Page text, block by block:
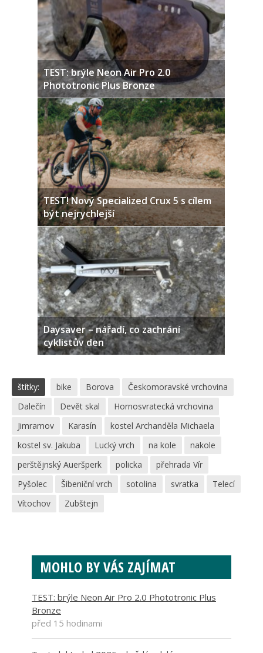
TEST: brýle Neon Air Pro 2.0
Phototronic Plus Bronze
TEST! Nový Specialized Crux 5 s cílem
být nejrychlejší
Daysaver – nářadí, co zachrání
cyklistův den
štítky: bike Borova
Českomoravské vrchovina
Dalečín
Devět skal
Hornosvratecká vrchovina
Jimramov
Karasín
kostel Archanděla Michaela
kostel sv. Jakuba
Lucký vrch na kole
nakole
perštějnský Aueršperk
policka
přehrada Vír
Pyšolec
Šibeniční vrch sotolina svratka
Telecí
Vítochov
Zubštejn
MOHLO BY VÁS ZAJÍMAT
TEST: brýle Neon Air Pro 2.0 Phototronic Plus
Bronze
před 15 hodinami